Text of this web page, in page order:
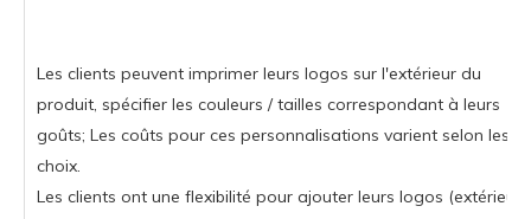
Les clients peuvent imprimer leurs logos sur l'extérieur du
produit, spécifier les couleurs / tailles correspondant à leurs
goûts; Les coûts pour ces personnalisations varient selon les
choix.
Les clients ont une flexibilité pour ajouter leurs logos (extérieur